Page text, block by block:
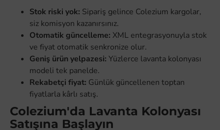
Stok riski yok: Sipariş gelince Colezium kargolar,
siz komisyon kazanırsınız.
Otomatik güncelleme: XML entegrasyonuyla stok
ve fiyat otomatik senkronize olur.
Geniş ürün yelpazesi: Yüzlerce lavanta kolonyası
modeli tek panelde.
Rekabetçi fiyat: Günlük güncellenen toptan
fiyatlarla kârlı satış.
Colezium'da Lavanta Kolonyası
Satışına Başlayın